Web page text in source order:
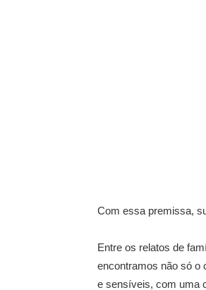
Com essa premissa,
Entre os relatos de
encontramos não só o
e sensíveis, com uma